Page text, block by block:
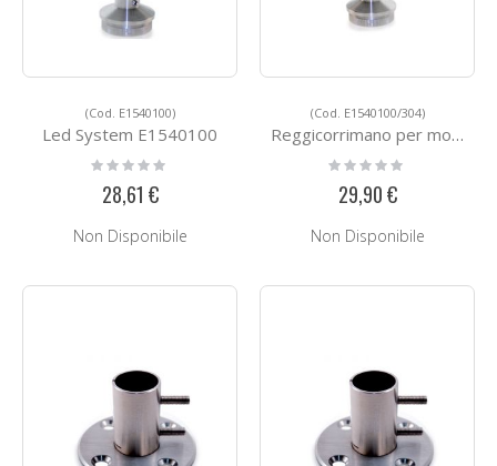
(Cod. E1540100)
Led System E1540100
Rating:
0%
28,61 €
Non Disponibile
(Cod. E1540100/304)
Reggicorrimano per montante
Rating:
0%
29,90 €
Non Disponibile